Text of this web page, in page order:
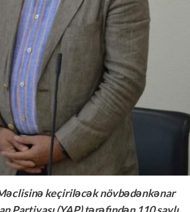
keçiriləcək növbədənkənar